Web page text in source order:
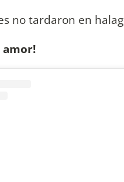
no tardaron en
amor!